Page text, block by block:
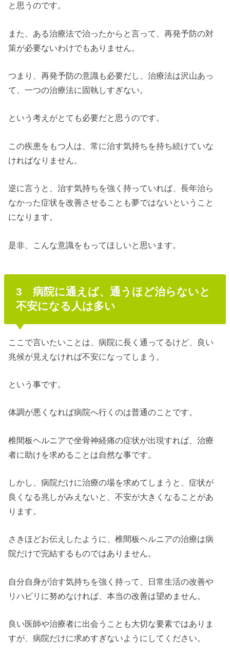
と思うのです。
また、ある治療法で治ったからと言って、再発予防の対
策が必要ないわけでもありません。
つまり、再発予防の意識も必要だし、治療法は沢山あっ
て、一つの治療法に固執しすぎない。
という考えがとても必要だと思うのです。
この疾患をもつ人は、常に治す気持ちを持ち続けていな
ければなりません。
逆に言うと、治す気持ちを強く持っていれば、長年治ら
なかった症状を改善させることも夢ではないということ
になります。
是非、こんな意識をもってほしいと思います。
3 病院に通えば、通うほど治らないと
不安になる人は多い
ここで言いたいことは、病院に長く通ってるけど、良い
兆候が見えなければ不安になってしまう。
という事です。
体調が悪くなれば病院へ行くのは普通のことです。
椎間板ヘルニアで坐骨神経痛の症状が出現すれば、治療
者に助けを求めることは自然な事です。
しかし、病院だけに治療の場を求めてしまうと、症状が
良くなる兆しがみえないと、不安が大きくなることがあ
ります。
さきほどお伝えしたように、椎間板ヘルニアの治療は病
院だけで完結するものではありません。
自分自身が治す気持ちを強く持って、日常生活の改善や
リハビリに努めなければ、本当の改善は望めません。
良い医師や治療者に出会うことも大切な要素ではありま
すが、病院だけに求めすぎないようにしてください。